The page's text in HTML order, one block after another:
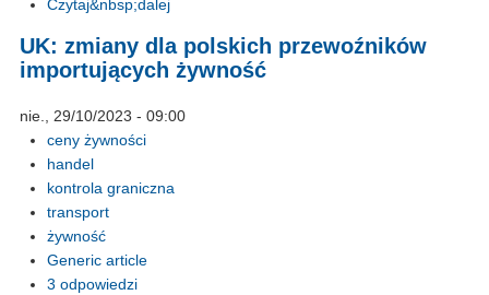
Czytaj&nbsp;dalej
UK: zmiany dla polskich przewoźników
importujących żywność
nie., 29/10/2023 - 09:00
ceny żywności
handel
kontrola graniczna
transport
żywność
Generic article
3 odpowiedzi